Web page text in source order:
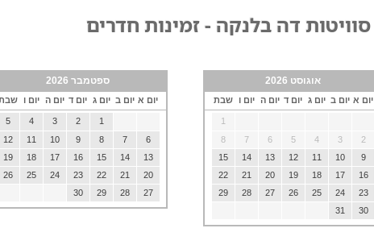
סוויטות דה בלנקה - זמינות חדרים
אוגוסט 2026
יום א יום ב יום ג יום ד יום ה יום ו שבת
1
2
3
4
5
6
7
8
9
10
11
12
13
14
15
16
17
18
19
20
21
22
23
24
25
26
27
28
29
30
31
ספטמבר 2026
יום א יום ב יום ג יום ד יום ה יום ו
1
2
3
4
5
6
7
8
9
10
11
12
13
14
15
16
17
18
19
20
21
22
23
24
25
26
27
28
29
30